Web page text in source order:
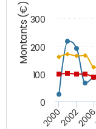
Montants (€)
20002002
0
100
200
300